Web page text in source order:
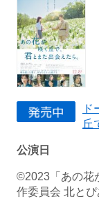
ド
丘
公演日
©2023「あの花
作委員会 北と